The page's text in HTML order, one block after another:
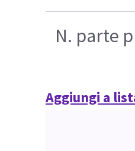
N. parte
Aggiungi a